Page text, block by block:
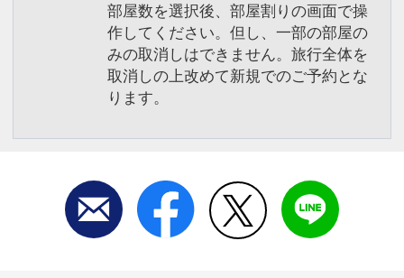
部屋数を選択後、部屋割りの画面で操
作してください。但し、一部の部屋の
みの取消しはできません。旅行全体を
取消しの上改めて新規でのご予約とな
ります。